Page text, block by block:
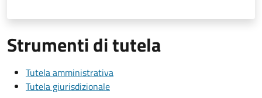
Strumenti di tutela
Tutela amministrativa
Tutela giurisdizionale